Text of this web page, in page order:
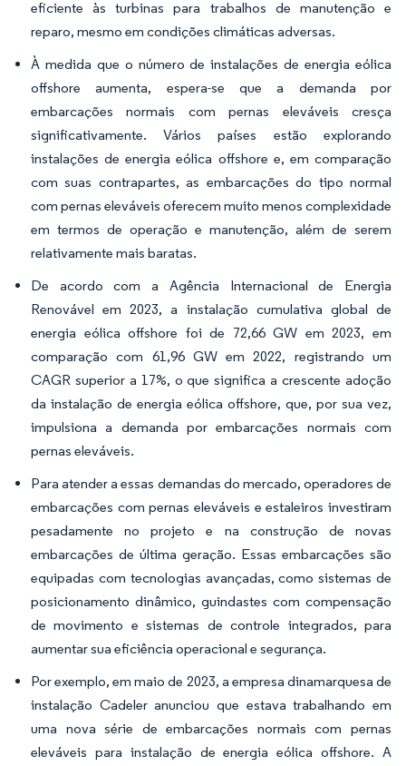
eficiente às turbinas para trabalhos de manutenção e
reparo, mesmo em condições climáticas adversas.
À medida que o número de instalações de energia eólica
offshore aumenta, espera-se que a demanda por
embarcações normais com pernas eleváveis cresça
significativamente. Vários países estão explorando
instalações de energia eólica offshore e, em comparação
com suas contrapartes, as embarcações do tipo normal
com pernas eleváveis oferecem muito menos complexidade
em termos de operação e manutenção, além de serem
relativamente mais baratas.
De acordo com a Agência Internacional de Energia
Renovável em 2023, a instalação cumulativa global de
energia eólica offshore foi de 72,66 GW em 2023, em
comparação com 61,96 GW em 2022, registrando um
CAGR superior a 17%, o que significa a crescente adoção
da instalação de energia eólica offshore, que, por sua vez,
impulsiona a demanda por embarcações normais com
pernas eleváveis.
Para atender a essas demandas do mercado, operadores de
embarcações com pernas eleváveis e estaleiros investiram
pesadamente no projeto e na construção de novas
embarcações de última geração. Essas embarcações são
equipadas com tecnologias avançadas, como sistemas de
posicionamento dinâmico, guindastes com compensação
de movimento e sistemas de controle integrados, para
aumentar sua eficiência operacional e segurança.
Por exemplo, em maio de 2023, a empresa dinamarquesa de
instalação Cadeler anunciou que estava trabalhando em
uma nova série de embarcações normais com pernas
eleváveis para instalação de energia eólica offshore. A